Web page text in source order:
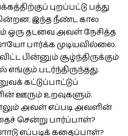
புறப்பட்டு பத்து
இந்த நீண்ட கால
ஒரு தடவை அவள் நேசித்த
பார்க்க முடியவில்லை.
பின்னும் சூழ்ந்திருக்கும்
படர்ந்திருந்தது.
கட்டுப்பாட்டுப்
ஊரும் உறவுகளும்.
அவள் எப்படி அவளின்
சென்று பார்ப்பாள்?
எப்படிக் கதைப்பாள்?